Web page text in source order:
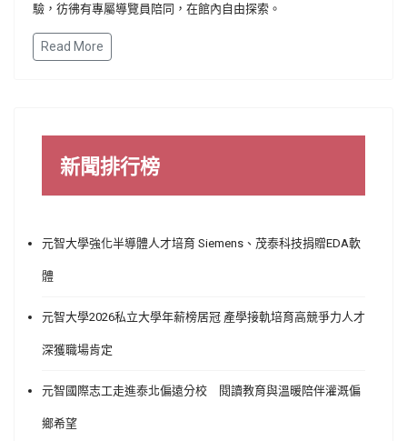
驗，彷彿有專屬導覽員陪同， 在館內自由探索。
Read More
新聞排行榜
元智大學強化半導體人才培育 Siemens、茂泰科技捐贈EDA軟
體
元智大學2026私立大學年薪榜居冠 產學接軌培育高競爭力人才
深獲職場肯定
元智國際志工走進泰北偏遠分校 閱讀教育與溫暖陪伴灌溉偏
鄉希望